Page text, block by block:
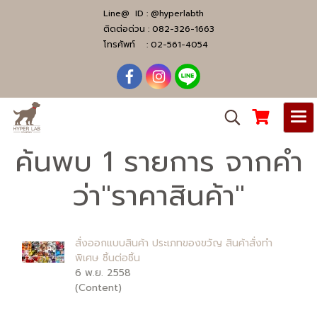
Line@ ID : @hyperlabth
ติดต่อด่วน : 082-326-1663
โทรศัพท์ : 02-561-4054
ค้นพบ 1 รายการ จากคำ
ว่า"ราคาสินค้า"
สั่งออกแบบสินค้า ประเภทของขวัญ สินค้าสั่งทำ
พิเศษ ชิ้นต่อชิ้น
6 พ.ย. 2558
(Content)